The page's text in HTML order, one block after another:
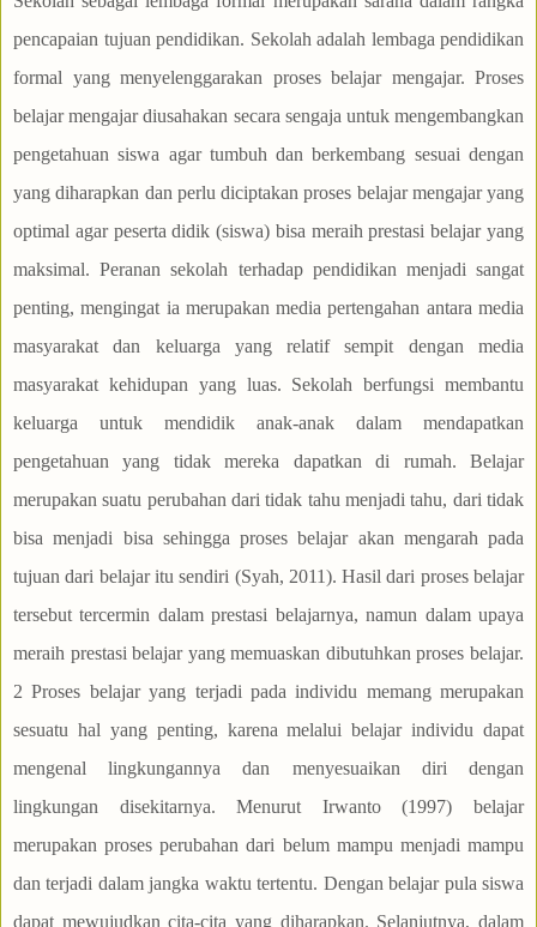
pencapaian tujuan pendidikan. Sekolah adalah lembaga pendidikan
formal yang menyelenggarakan proses belajar mengajar. Proses
belajar mengajar diusahakan secara sengaja untuk mengembangkan
pengetahuan siswa agar tumbuh dan berkembang sesuai dengan
yang diharapkan dan perlu diciptakan proses belajar mengajar yang
optimal agar peserta didik (siswa) bisa meraih prestasi belajar yang
maksimal. Peranan sekolah terhadap pendidikan menjadi sangat
penting, mengingat ia merupakan media pertengahan antara media
masyarakat dan keluarga yang relatif sempit dengan media
masyarakat kehidupan yang luas. Sekolah berfungsi membantu
keluarga untuk mendidik anak-anak dalam mendapatkan
pengetahuan yang tidak mereka dapatkan di rumah. Belajar
merupakan suatu perubahan dari tidak tahu menjadi tahu, dari tidak
bisa menjadi bisa sehingga proses belajar akan mengarah pada
tujuan dari belajar itu sendiri (Syah, 2011). Hasil dari proses belajar
tersebut tercermin dalam prestasi belajarnya, namun dalam upaya
meraih prestasi belajar yang memuaskan dibutuhkan proses belajar.
2 Proses belajar yang terjadi pada individu memang merupakan
sesuatu hal yang penting, karena melalui belajar individu dapat
mengenal lingkungannya dan menyesuaikan diri dengan
lingkungan disekitarnya. Menurut Irwanto (1997) belajar
merupakan proses perubahan dari belum mampu menjadi mampu
dan terjadi dalam jangka waktu tertentu. Dengan belajar pula siswa
dapat mewujudkan cita-cita yang diharapkan. Selanjutnya, dalam